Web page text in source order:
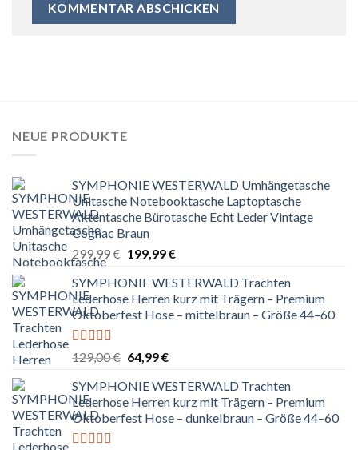
NEUE PRODUKTE
SYMPHONIE WESTERWALD Umhängetasche
Unitasche Notebooktasche Laptoptasche
Aktentasche Bürotasche Echt Leder Vintage
Cognac Braun
299,99€ Ursprünglicher
war:
299,99 €
199,99€Aktueller
ist:
199,99 €.
SYMPHONIE WESTERWALD Trachten
Lederhose Herren kurz mit Trägern – Premium
Oktoberfest Hose – mittelbraun – Größe 44–60
Bewertet
5.00
5
129,00€ Ursprünglicher
war:
129,00 €
64,99€Aktueller
ist:
64,99 €.
SYMPHONIE WESTERWALD Trachten
Lederhose Herren kurz mit Trägern – Premium
Oktoberfest Hose – dunkelbraun – Größe 44–60